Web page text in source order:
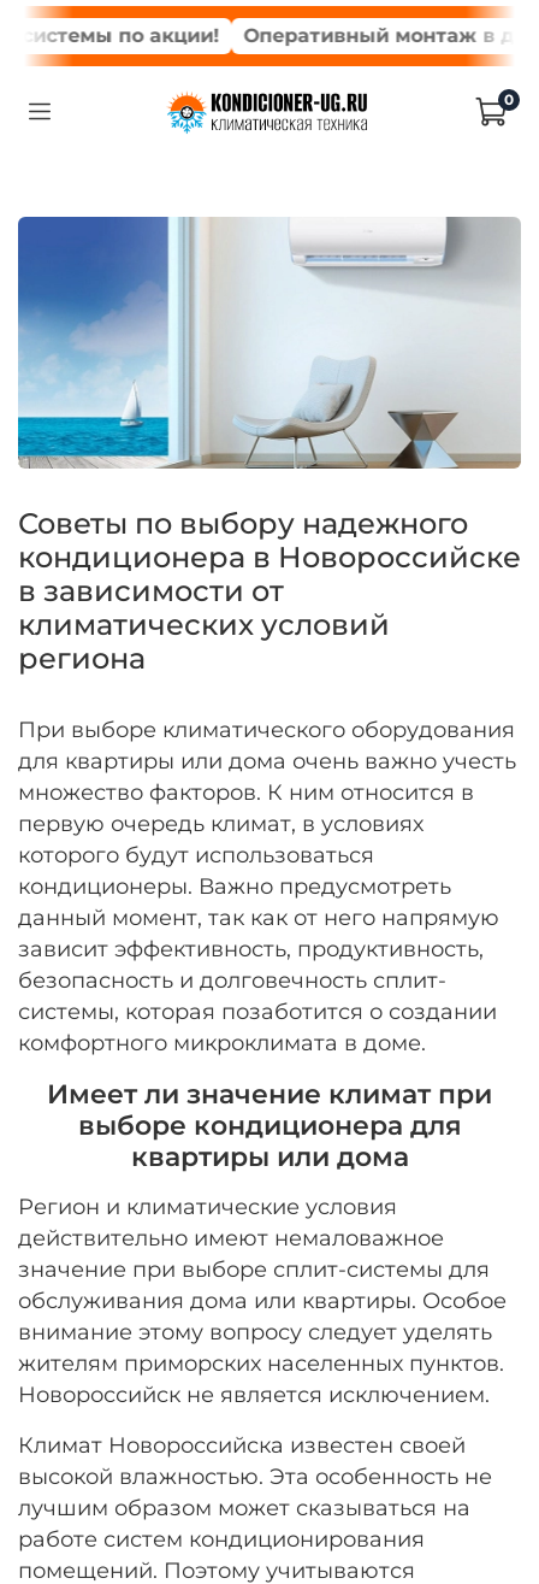
по акции! Оперативный монтаж в день
0
Советы по выбору надежного
кондиционера в Новороссийске
в зависимости от
климатических условий
региона
При выборе климатического оборудования
для квартиры или дома очень важно учесть
множество факторов. К ним относится в
первую очередь климат, в условиях
которого будут использоваться
кондиционеры. Важно предусмотреть
данный момент, так как от него напрямую
зависит эффективность, продуктивность,
безопасность и долговечность сплит-
системы, которая позаботится о создании
комфортного микроклимата в доме.
Имеет ли значение климат при
выборе кондиционера для
квартиры или дома
Регион и климатические условия
действительно имеют немаловажное
значение при выборе сплит-системы для
обслуживания дома или квартиры. Особое
внимание этому вопросу следует уделять
жителям приморских населенных пунктов.
Новороссийск не является исключением.
Климат Новороссийска известен своей
высокой влажностью. Эта особенность не
лучшим образом может сказываться на
работе систем кондиционирования
помещений. Поэтому учитываются